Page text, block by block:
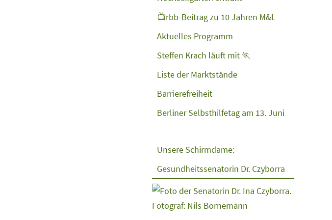
📺rbb-Beitrag zu 10 Jahren M&L
Aktuelles Programm
Steffen Krach läuft mit 🏃
Liste der Marktstände
Barrierefreiheit
Berliner Selbsthilfetag am 13. Juni
Unsere Schirmdame:
Gesundheitssenatorin Dr. Czyborra